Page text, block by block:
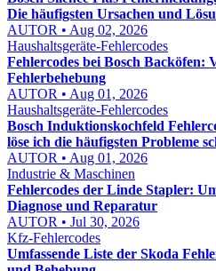
Die häufigsten Ursachen und
AUTOR • Aug 02, 2026
Haushaltsgeräte-Fehlercodes
Fehlercodes bei Bosch Backöfen:
Fehlerbehebung
AUTOR • Aug 01, 2026
Haushaltsgeräte-Fehlercodes
Bosch Induktionskochfeld
löse ich die häufigsten Probleme
AUTOR • Aug 01, 2026
Industrie & Maschinen
Fehlercodes der Linde Stapler:
Diagnose und Reparatur
AUTOR • Jul 30, 2026
Kfz-Fehlercodes
Umfassende Liste der Skoda